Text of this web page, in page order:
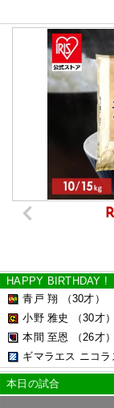
HAPPY BIRTHDAY !
青戸 翔
（30才）
小野 雅史
（30才）
本間 至恩
（26才）
ギマラエス ニコラ
本日の試合